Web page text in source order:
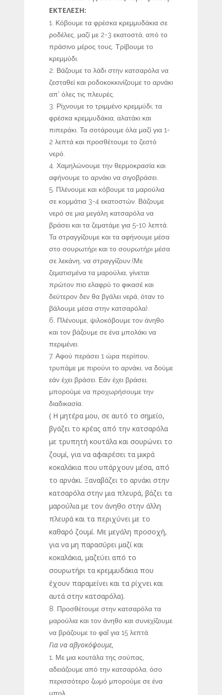
ΕΚΤΕΛΕΣΗ:
Κόβουμε τα φρέσκα κρεμμυδάκια σε
ροδέλες, μαζί με 2-3 εκατοστά, από το
πράσινο μέρος τους. Τρίβουμε το
κρεμμύδι.
Βάζουμε το λάδι στην κατσαρόλα να
ζεσταθεί και ροδοκοκκινίζουμε το αρνάκι
απ’ όλες τις πλευρές.
Ρίχνουμε το τριμμένο κρεμμύδι, τα
φρέσκα κρεμμυδάκια, αλατάκι και
πιπεράκι. Τα σοτάρουμε όλα μαζί για 1-
2 λεπτά και προσθέτουμε το ζεστό
νερό.
Χαμηλώνουμε την θερμοκρασία και
αφήνουμε το αρνάκι να σιγοβράσει.
Πλένουμε και κόβουμε τα μαρούλια
σε κομμάτια 3-4 εκατοστών. Βάζουμε
νερό σε μια μεγάλη κατσαρόλα να
βράσει και τα ζεματάμε για 5-10 λεπτά.
Τα στραγγίζουμε και τα αφήνουμε μέσα
στο σουρωτήρι και το σουρωτήρι μέσα
σε λεκάνη, να στραγγίζουν.(Με
ζεματισμένα τα μαρούλια, γίνεται
πρώτον πιο ελαφρύ το φικασέ και
δεύτερον δεν θα βγάλει νερά, όταν το
βάλουμε μέσα στην κατσαρόλα).
Πλένουμε, ψιλοκόβουμε τον άνηθο
και τον βάζουμε σε ένα μπολάκι να
περιμένει.
Αφού περάσει 1 ώρα περίπου,
τρυπάμε με πιρούνι το αρνάκι, να δούμε
εάν έχει βράσει. Εάν έχει βράσει,
μπορούμε να προχωρήσουμε την
διαδικασία.
( Η μητέρα μου, σε αυτό το σημείο,
βγάζει το κρέας από την κατσαρόλα
με τρυπητή κουτάλα και σουρώνει το
ζουμί, για να αφαιρέσει τα μικρά
κοκαλάκια που υπάρχουν μέσα, από
το αρνάκι. Ξαναβάζει το αρνάκι στην
κατσαρόλα στην μια πλευρά, βάζει τα
μαρούλια με τον άνηθο στην άλλη
πλευρά και τα περιχύνει με το
καθαρό ζουμί. Με μεγάλη προσοχή,
για να μη παρασύρει μαζί και
κοκαλάκια, μαζεύει από το
σουρωτήρι τα κρεμμυδάκια που
έχουν παραμείνει και τα ρίχνει και
αυτά στην κατσαρόλα).
Προσθέτουμε στην κατσαρόλα τα
μαρούλια και τον άνηθο και συνεχίζουμε
να βράζουμε το φαΐ για 15 λεπτά.
Για να αβγοκόψουμε,
Με μια κουτάλα της σούπας,
αδειάζουμε από την κατσαρόλα, όσο
περισσότερο ζωμό μπορούμε σε ένα
μπολ.